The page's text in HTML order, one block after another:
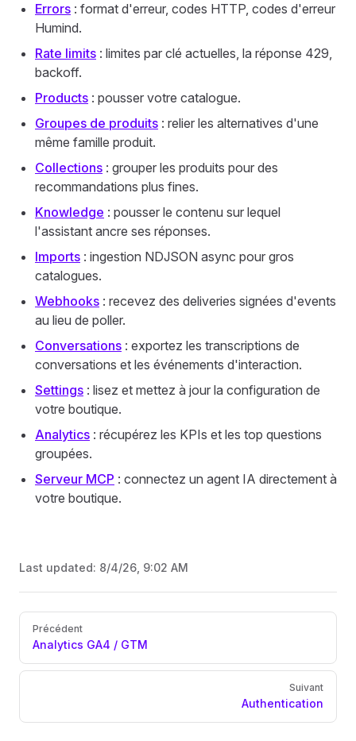
Errors : format d'erreur, codes HTTP, codes d'erreur
Humind.
Rate limits : limites par clé actuelles, la réponse 429,
backoff.
Products : pousser votre catalogue.
Groupes de produits : relier les alternatives d'une
même famille produit.
Collections : grouper les produits pour des
recommandations plus fines.
Knowledge : pousser le contenu sur lequel
l'assistant ancre ses réponses.
Imports : ingestion NDJSON async pour gros
catalogues.
Webhooks : recevez des deliveries signées d'events
au lieu de poller.
Conversations : exportez les transcriptions de
conversations et les événements d'interaction.
Settings : lisez et mettez à jour la configuration de
votre boutique.
Analytics : récupérez les KPIs et les top questions
groupées.
Serveur MCP : connectez un agent IA directement à
votre boutique.
Last updated: 8/4/26, 9:02 AM
Pager
Précédent
Analytics GA4 / GTM
Suivant
Authentication